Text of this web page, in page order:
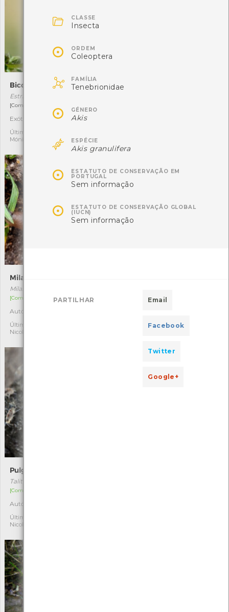
Bico-de-lacre
Estrilda astrild
[Comum e residente]
Exótica invasora
Última observação por:
Mónica Rocha
Akis granulifera
Milax gagates
Milax gagates
[Comum]
Autóctone
Última observação por:
Nicole Viana
Última observação por:
Pulga-do-mar
Talitrus saltator
[Comum]
Autóctone
Última observação por:
Nicole Viana
 CLASSE
Insecta
 ORDEM
Coleoptera
 FAMÍLIA
Tenebrionidae
 GÉNERO
Akis
 ESPÉCIE
Akis granulifera
 ESTATUTO DE CONSERVAÇÃO EM
PORTUGAL
Sem informação
 ESTATUTO DE CONSERVAÇÃO GLOBAL
(IUCN)
Sem informação
PARTILHAR Email
Facebook
Twitter
Google+